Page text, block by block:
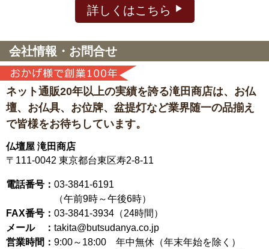
詳しくはこちら
会社情報・お問合せ
ネット通販20年以上の実績を誇る滝田商店は、 お仏
壇、お仏具、お位牌、盆提灯など業界随一の品揃え
で皆様をお待ちしています。
仏壇屋 滝田商店
〒111-0042 東京都台東区寿2-8-11
電話番号： 03-3841-6191
（午前9時～午後6時）
FAX番号： 03-3841-3934（24時間）
メール ： takita@butsudanya.co.jp
営業時間： 9:00～18:00 年中無休（年末年始を除く）